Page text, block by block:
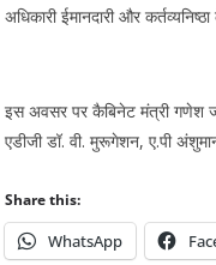
अधिकारी ईमानदारी और
इस अवसर पर कैबिनेट मंत्री गणेश
एडीजी डॉ. वी. मुरूगेशन, ए.पी
Share this:
WhatsApp